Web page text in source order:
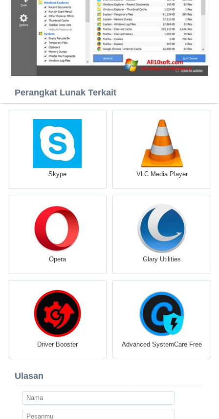
Perangkat Lunak Terkait
Skype VLC Media Player
Opera Glary Utilities
Driver Booster Advanced SystemCare Free
Ulasan